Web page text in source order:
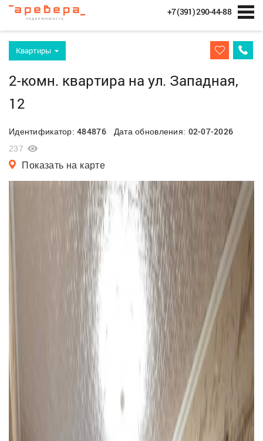
+7 (391) 290-44-88
Квартиры
2-комн. квартира на ул. Западная,
12
Идентификатор:484876Дата обновления: 02-07-2026
237
Показать на карте